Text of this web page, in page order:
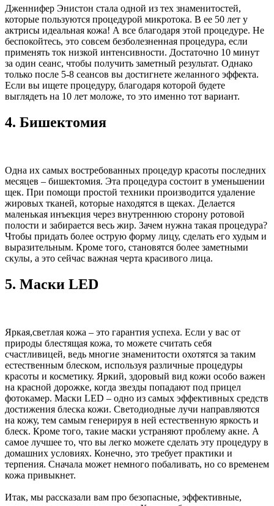
Дженнифер Энистон стала одной из тех знаменитостей,
которые пользуются процедурой микротока. В ее 50 лет у
актрисы идеальная кожа! А все благодаря этой процедуре. Не
беспокойтесь, это совсем безболезненная процедура, если
применять ток низкой интенсивности. Достаточно 10 минут
за один сеанс, чтобы получить заметный результат. Однако
только после 5-8 сеансов вы достигнете желанного эффекта.
Если вы ищете процедуру, благодаря которой будете
выглядеть на 10 лет моложе, то это именно тот вариант.
4. Бишектомия
Одна их самых востребованных процедур красоты последних
месяцев – бишектомия. Эта процедура состоит в уменьшении
щек. При помощи простой техники производится удаление
жировых тканей, которые находятся в щеках. Делается
маленькая инъекция через внутреннюю сторону ротовой
полости и забирается весь жир. Зачем нужна такая процедура?
Чтобы придать более острую форму лицу, сделать его худым и
выразительным. Кроме того, становятся более заметными
скулы, а это сейчас важная черта красивого лица.
5. Маски LED
Яркая,светлая кожа – это гарантия успеха. Если у вас от
природы блестящая кожа, то можете считать себя
счастливицей, ведь многие знаменитости охотятся за таким
естественным блеском, используя различные процедуры
красоты и косметику. Яркий, здоровый вид кожи особо важен
на красной дорожке, когда звезды попадают под прицел
фотокамер. Маски LED – одно из самых эффективных средств
достижения блеска кожи. Светодиодные лучи направляются
на кожу, тем самым генерируя в ней естественную яркость и
блеск. Кроме того, такие маски устраняют проблему акне. А
самое лучшее то, что вы легко можете сделать эту процедуру в
домашних условиях. Конечно, это требует практики и
терпения. Сначала может немного побаливать, но со временем
кожа привыкнет.
Итак, мы рассказали вам про безопасные, эффективные,